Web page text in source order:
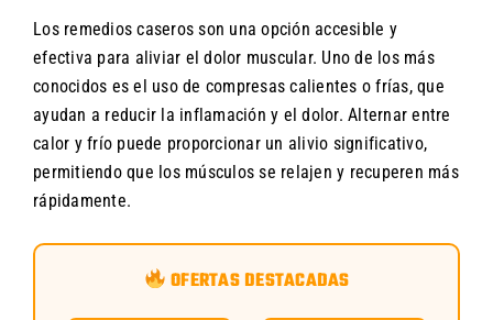
Los remedios caseros son una opción accesible y
efectiva para aliviar el dolor muscular. Uno de los más
conocidos es el uso de compresas calientes o frías, que
ayudan a reducir la inflamación y el dolor. Alternar entre
calor y frío puede proporcionar un alivio significativo,
permitiendo que los músculos se relajen y recuperen más
rápidamente.
OFERTAS DESTACADAS